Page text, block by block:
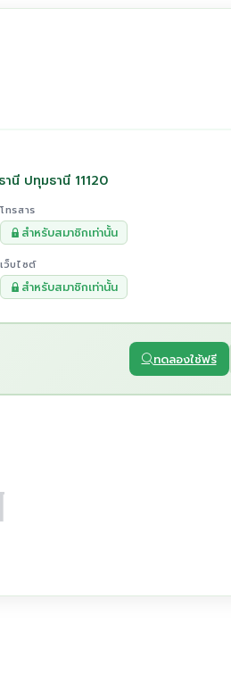
นี ปทุมธานี 11120
โทรสาร
สำหรับสมาชิกเท่านั้น
เว็บไซต์
สำหรับสมาชิกเท่านั้น
ทดลองใช้ฟรี